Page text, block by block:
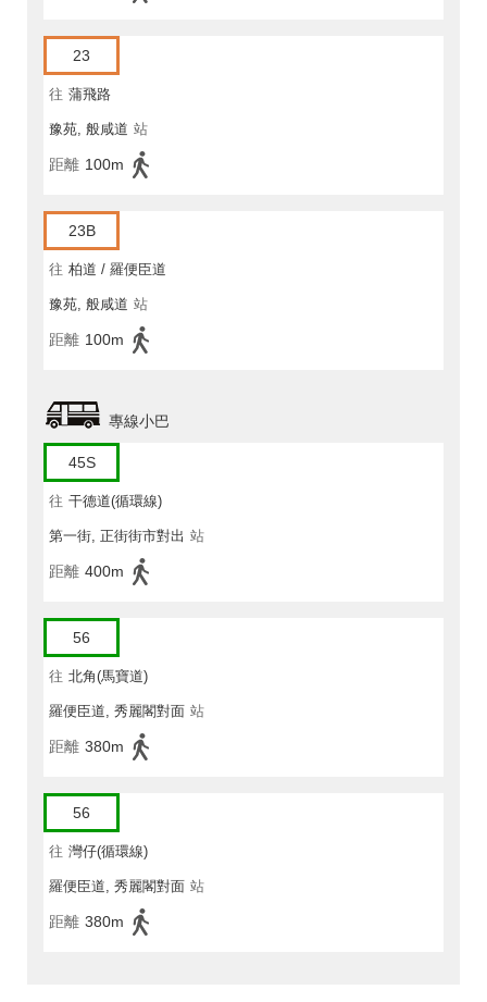
23
往 蒲飛路
豫苑, 般咸道 站
距離 100m
23B
往 柏道 / 羅便臣道
豫苑, 般咸道 站
距離 100m
專線小巴
45S
往 干德道(循環線)
第一街, 正街街市對出 站
距離 400m
56
往 北角(馬寶道)
羅便臣道, 秀麗閣對面 站
距離 380m
56
往 灣仔(循環線)
羅便臣道, 秀麗閣對面 站
距離 380m